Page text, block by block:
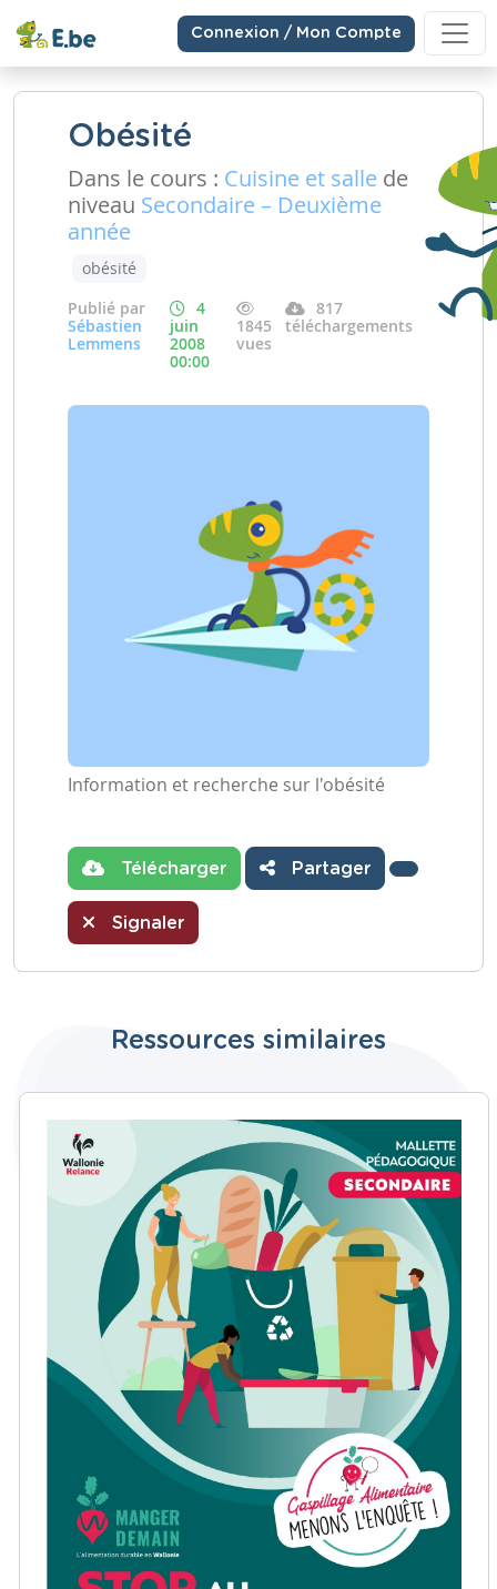
Connexion / Mon Compte
Obésité
Dans le cours : Cuisine et salle de
niveau Secondaire – Deuxième
année
obésité
Publié par
Sébastien
Lemmens
4
juin
2008
00:00
1845
vues
817
téléchargements
Information et recherche sur l'obésité
Télécharger Partager
Signaler
Ressources similaires